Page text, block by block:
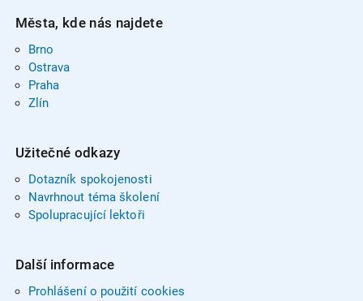
Města, kde nás najdete
Brno
Ostrava
Praha
Zlín
Užitečné odkazy
Dotazník spokojenosti
Navrhnout téma školení
Spolupracující lektoři
Další informace
Prohlášení o použití cookies